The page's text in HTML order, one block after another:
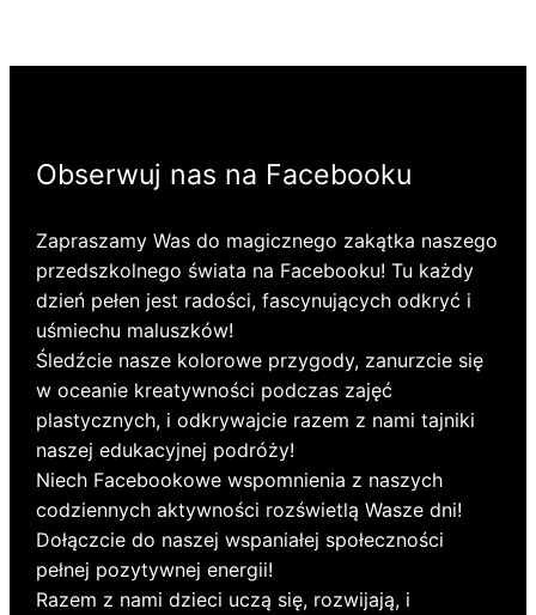
Obserwuj nas na Facebooku
Zapraszamy Was do magicznego zakątka naszego
przedszkolnego świata na Facebooku! Tu każdy
dzień pełen jest radości, fascynujących odkryć i
uśmiechu maluszków!
Śledźcie nasze kolorowe przygody, zanurzcie się
w oceanie kreatywności podczas zajęć
plastycznych, i odkrywajcie razem z nami tajniki
naszej edukacyjnej podróży!
Niech Facebookowe wspomnienia z naszych
codziennych aktywności rozświetlą Wasze dni!
Dołączcie do naszej wspaniałej społeczności
pełnej pozytywnej energii!
Razem z nami dzieci uczą się, rozwijają, i